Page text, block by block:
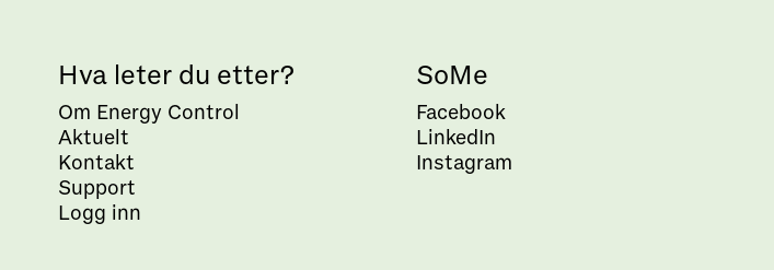
Hva leter du etter?
Om Energy Control
Aktuelt
Kontakt
Support
Logg inn
SoMe
Facebook
LinkedIn
Instagram